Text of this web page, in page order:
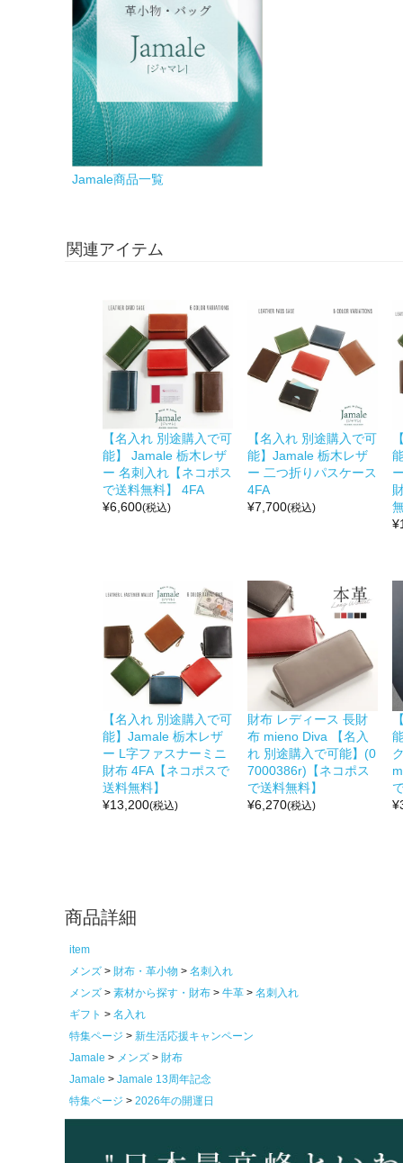
Jamale商品一覧
関連アイテム
【名入れ 別途購入で可
能】 Jamale 栃木レザ
ー 名刺入れ【ネコポス
で送料無料】 4FA
¥6,600(税込)
【名入れ 別途購入で可
能】Jamale 栃木レザ
ー 二つ折りパスケース
4FA
¥7,700(税込)
¥
【名入れ 別途購入で可
能】Jamale 栃木レザ
ー L字ファスナーミニ
財布 4FA【ネコポスで
送料無料】
¥13,200(税込)
財布 レディース 長財
布 mieno Diva 【名入
れ 別途購入で可能】(0
7000386r)【ネコポス
で送料無料】
¥6,270(税込)
¥
商品詳細
item
メンズ
財布・革小物
名刺入れ
メンズ
素材から探す・財布 牛革
名刺入れ
ギフト
名入れ
特集ページ
新生活応援キャンペーン
Jamale
メンズ
財布
Jamale
Jamale 13周年記念
特集ページ
2026年の開運日